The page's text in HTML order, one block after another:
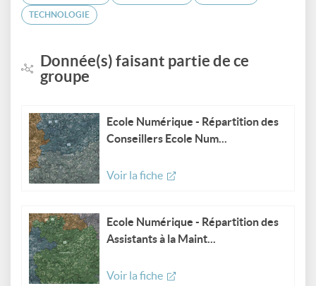
TECHNOLOGIE
Donnée(s) faisant partie de ce
groupe
Ecole Numérique - Répartition des
Conseillers Ecole Num...
Voir la fiche
Ecole Numérique - Répartition des
Assistants à la Maint...
Voir la fiche